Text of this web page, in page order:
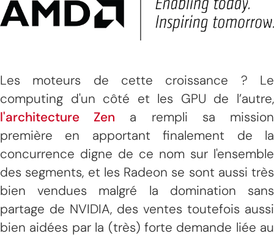
Les moteurs de cette croissance ? Le
computing d'un côté et les GPU de l’autre,
l'architecture Zen a rempli sa mission
première en apportant finalement de la
concurrence digne de ce nom sur l'ensemble
des segments, et les Radeon se sont aussi très
bien vendues malgré la domination sans
partage de NVIDIA, des ventes toutefois aussi
bien aidées par la (très) forte demande liée au